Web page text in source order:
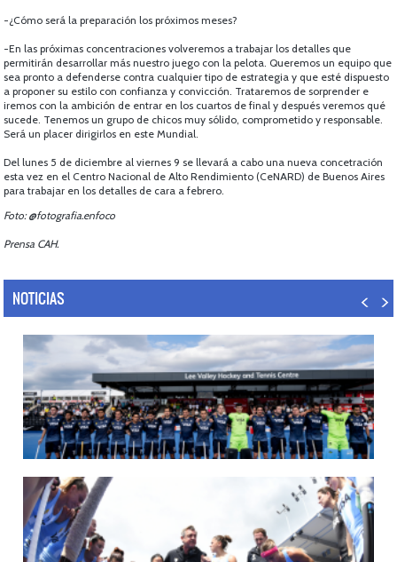
-¿Cómo será la preparación los próximos meses?
-En las próximas concentraciones volveremos a trabajar los detalles que
permitirán desarrollar más nuestro juego con la pelota. Queremos un equipo que
sea pronto a defenderse contra cualquier tipo de estrategia y que esté dispuesto
a proponer su estilo con confianza y convicción. Trataremos de sorprender e
iremos con la ambición de entrar en los cuartos de final y después veremos qué
sucede. Tenemos un grupo de chicos muy sólido, comprometido y responsable.
Será un placer dirigirlos en este Mundial.
Del lunes 5 de diciembre al viernes 9 se llevará a cabo una nueva concetración
esta vez en el Centro Nacional de Alto Rendimiento (CeNARD) de Buenos Aires
para trabajar en los detalles de cara a febrero.
Foto: @fotografia.enfoco
Prensa CAH.
NOTICIAS
14/07/2026
MUNDIAL 2026: LOS LEONES CONVOCADOS POR LUCAS REY
Del 15 al 30 de agosto disputarán el Mundial en Países Bajos y Bélgica.
LEER MÁS